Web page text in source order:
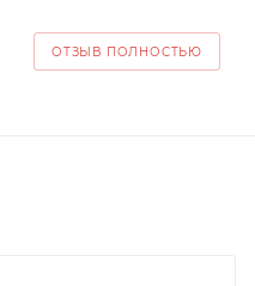
ОТЗЫВ ПОЛНОСТЬЮ